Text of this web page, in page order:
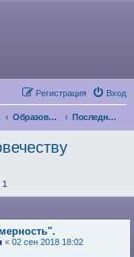
Вход
Регистрация
Образование и Саморазвитие Последнее обращение к человечеству
1
« 02 сен 2018 18:02